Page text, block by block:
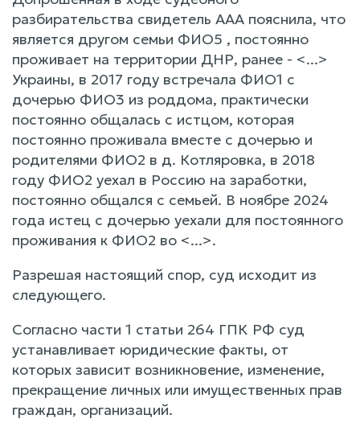
разбирательства свидетель ААА пояснила, что
является другом семьи ФИО5 , постоянно
проживает на территории ДНР, ранее - <...>
Украины, в 2017 году встречала ФИО1 с
дочерью ФИО3 из роддома, практически
постоянно общалась с истцом, которая
постоянно проживала вместе с дочерью и
родителями ФИО2 в д. Котляровка, в 2018
году ФИО2 уехал в Россию на заработки,
постоянно общался с семьей. В ноябре 2024
года истец с дочерью уехали для постоянного
проживания к ФИО2 во <...>.
Разрешая настоящий спор, суд исходит из
следующего.
Согласно части 1 статьи 264 ГПК РФ суд
устанавливает юридические факты, от
которых зависит возникновение, изменение,
прекращение личных или имущественных прав
граждан, организаций.